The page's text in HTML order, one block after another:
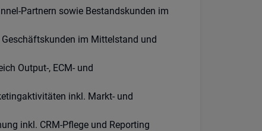
Partnern sowie Bestandskunden im
im Mittelstand und
Output-, ECM- und
inkl. Markt- und
inkl. CRM-Pflege und Reporting